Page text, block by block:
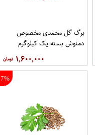
برگ گل محمدی مخصوص
دمنوش بسته یک کیلوگرم
۱,۶۰۰,۰۰۰
7%